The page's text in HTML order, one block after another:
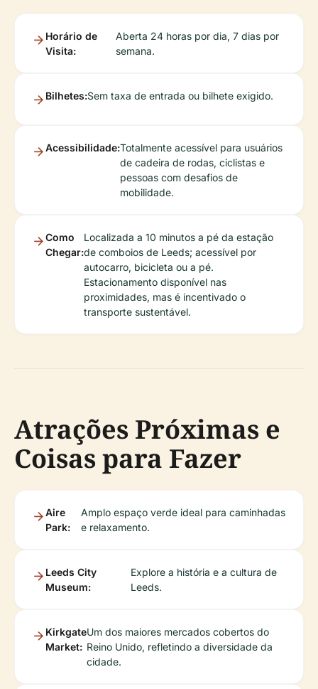
Horário de
Visita:
Aberta 24 horas por dia, 7 dias por
semana.
Bilhetes:Sem taxa de entrada ou bilhete exigido.
Acessibilidade:Totalmente acessível para usuários
de cadeira de rodas, ciclistas e
pessoas com desafios de
mobilidade.
Como
Chegar:
Localizada a 10 minutos a pé da estação
de comboios de Leeds; acessível por
autocarro, bicicleta ou a pé.
Estacionamento disponível nas
proximidades, mas é incentivado o
transporte sustentável.
Atrações Próximas e
Coisas para Fazer
Aire
Park:
Amplo espaço verde ideal para caminhadas
e relaxamento.
Leeds City
Museum:
Explore a história e a cultura de
Leeds.
Kirkgate
Market:
Um dos maiores mercados cobertos do
Reino Unido, refletindo a diversidade da
cidade.